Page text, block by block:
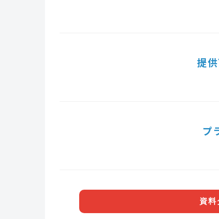
提
プ
資料